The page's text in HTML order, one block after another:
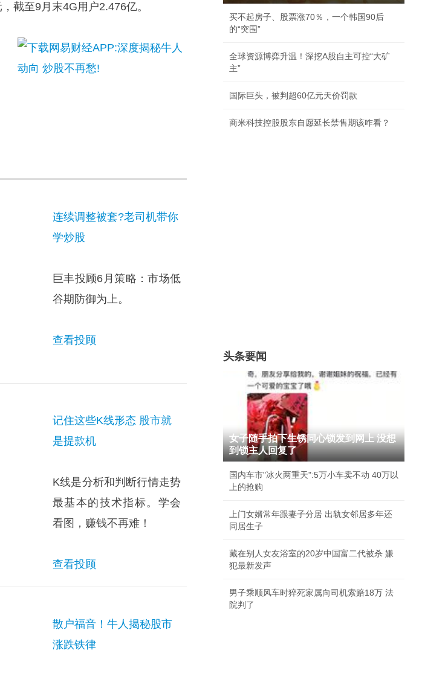
截至9月末4G用户2.476亿。
连续调整被套?老司机带你
学炒股
巨丰投顾6月策略：市场低
谷期防御为上。
查看投顾
记住这些K线形态 股市就
是提款机
K线是分析和判断行情走势
最基本的技术指标。学会
看图，赚钱不再难！
查看投顾
散户福音！牛人揭秘股市
涨跌铁律
买不起房子、股票涨70％，一个韩国90后
的“突围”
全球资源博弈升温！深挖A股自主可控“大矿
主”
国际巨头，被判超60亿元天价罚款
商米科技控股股东自愿延长禁售期该咋看？
头条要闻
女子随手拍下生锈同心锁发到网上 没想
到锁主人回复了
国内车市"冰火两重天":5万小车卖不动 40万以
上的抢购
上门女婿常年跟妻子分居 出轨女邻居多年还
同居生子
藏在别人女友浴室的20岁中国富二代被杀 嫌
犯最新发声
男子乘顺风车时猝死家属向司机索赔18万 法
院判了